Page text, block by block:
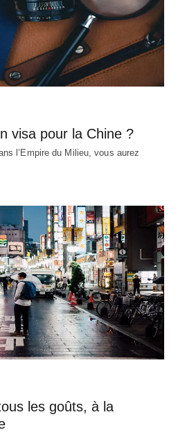
visa pour la Chine ?
l’Empire du Milieu, vous aurez
les goûts, à la